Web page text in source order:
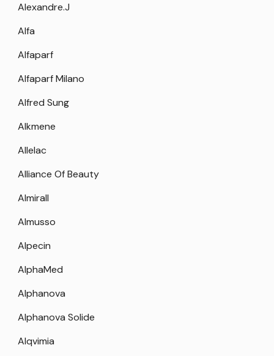
Alexandre.J
Alfa
Alfaparf
Alfaparf Milano
Alfred Sung
Alkmene
Allelac
Alliance Of Beauty
Almirall
Almusso
Alpecin
AlphaMed
Alphanova
Alphanova Solide
Alqvimia